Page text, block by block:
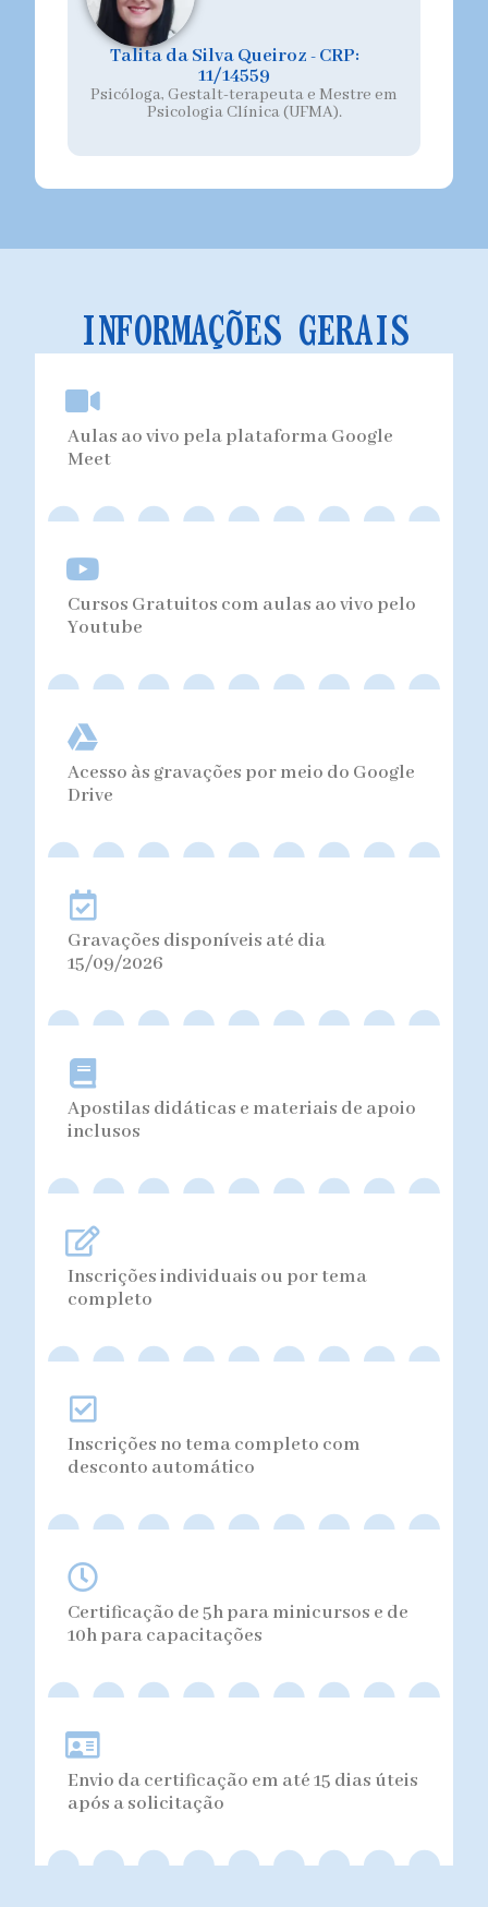
Talita da Silva Queiroz - CRP:
11/14559
Psicóloga, Gestalt-terapeuta e Mestre em
Psicologia Clínica (UFMA).
INFORMAÇÕES GERAIS
Aulas ao vivo pela plataforma Google
Meet
Cursos Gratuitos com aulas ao vivo pelo
Youtube
Acesso às gravações por meio do Google
Drive
Gravações disponíveis até dia
15/09/2026
Apostilas didáticas e materiais de apoio
inclusos
Inscrições individuais ou por tema
completo
Inscrições no tema completo com
desconto automático
Certificação de 5h para minicursos e de
10h para capacitações
Envio da certificação em até 15 dias úteis
após a solicitação